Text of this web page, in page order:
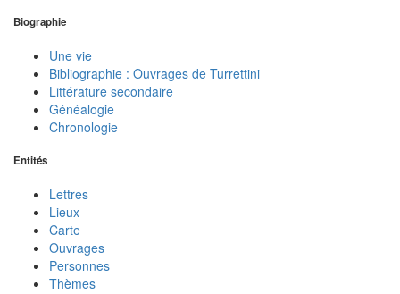
Biographie
Une vie
Bibliographie : Ouvrages de Turrettini
Littérature secondaire
Généalogie
Chronologie
Entités
Lettres
Lieux
Carte
Ouvrages
Personnes
Thèmes